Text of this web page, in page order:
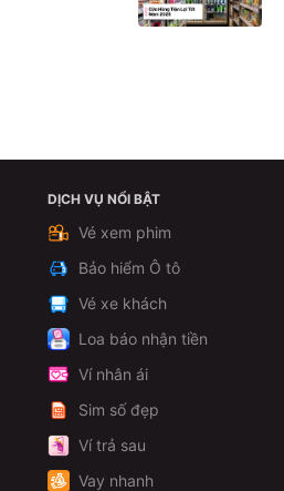
Xem chi tiếtDỊCH VỤ NỔI BẬT
Vé xem phim
Bảo hiểm Ô tô
Vé xe khách
Loa báo nhận tiền
Ví nhân ái
Sim số đẹp
Ví trả sau
Vay nhanh